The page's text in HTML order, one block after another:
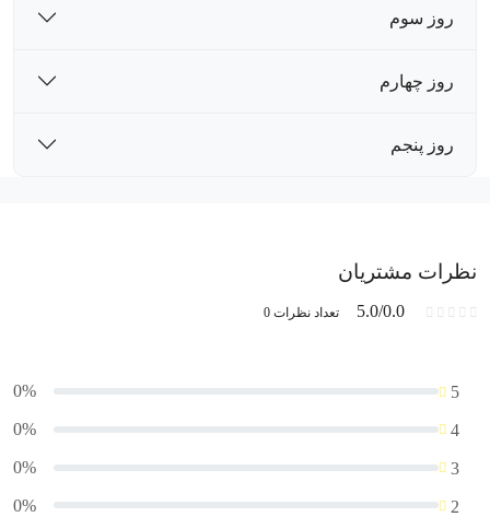
روز سوم
روز چهارم
روز پنجم
نظرات مشتریان
5.0/0.0 تعداد نظرات 0
5
0%
4
0%
3
0%
2
0%